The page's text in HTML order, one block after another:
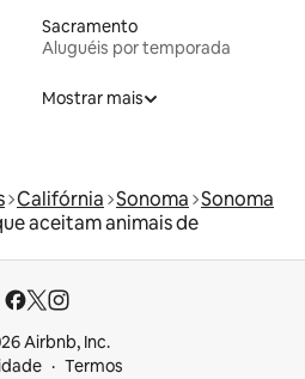
Sacramento
Aluguéis por temporada
Mostrar mais
Califórnia Sonoma Sonoma
aceitam animais de
Airbnb, Inc.
Termos